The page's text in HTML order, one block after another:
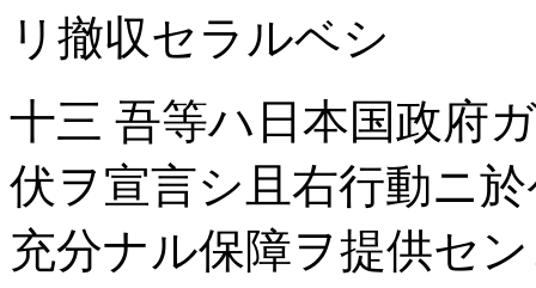
リ撤収セラルベシ
十三 吾等ハ日本国政府
伏ヲ宣言シ且右行動ニ
充分ナル保障ヲ提供セ